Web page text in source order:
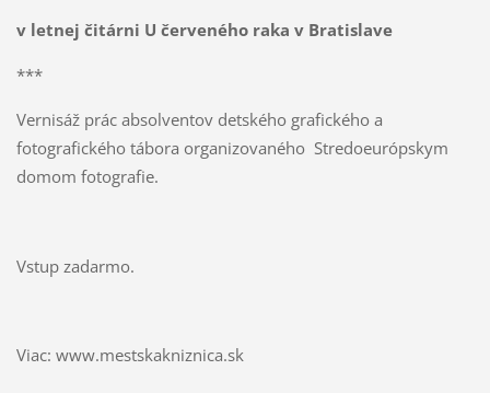
v letnej čitárni U červeného raka v Bratislave
***
Vernisáž prác absolventov detského grafického a
fotografického tábora organizovaného Stredoeurópskym
domom fotografie.
Vstup zadarmo.
Viac: www.mestskakniznica.sk